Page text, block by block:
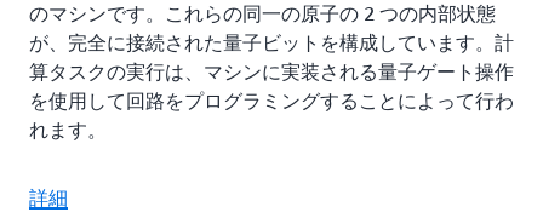
のマシンです。これらの同一の原子の 2 つの内部状態
が、完全に接続された量子ビットを構成しています。計
算タスクの実行は、マシンに実装される量子ゲート操作
を使用して回路をプログラミングすることによって行わ
れます。
詳細